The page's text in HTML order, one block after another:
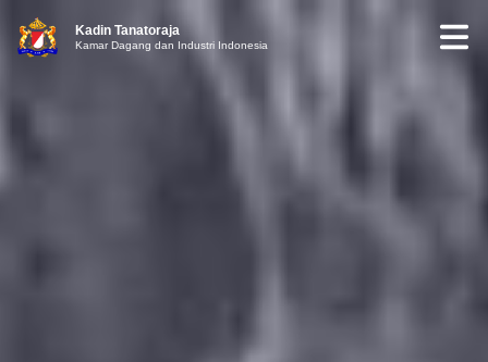
Kadin Tanatoraja
Kamar Dagang dan Industri Indonesia